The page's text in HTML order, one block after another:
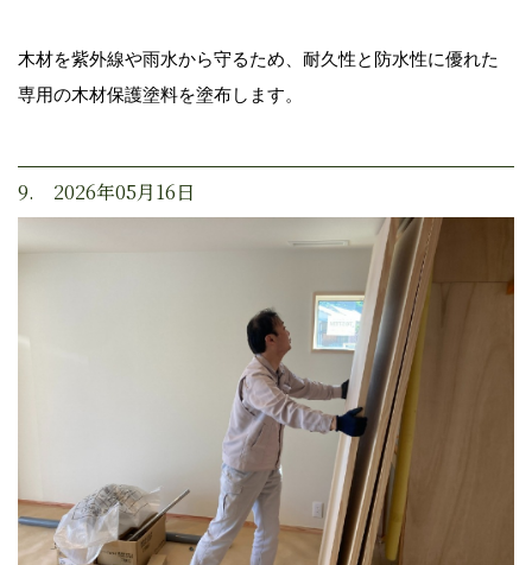
木材を紫外線や雨水から守るため、耐久性と防水性に優れた
専用の木材保護塗料を塗布します。
9. 2026年05月16日